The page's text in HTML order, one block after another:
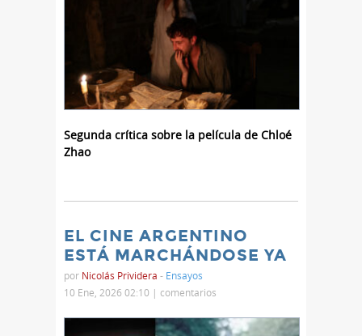
Segunda crítica sobre la película de Chloé
Zhao
EL CINE ARGENTINO
ESTÁ MARCHÁNDOSE YA
por Nicolás Prividera - Ensayos
10 Ene, 2026 02:10 | comentarios